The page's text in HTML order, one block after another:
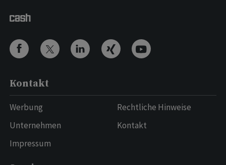
Kontakt
Werbung
Unternehmen
Impressum
Rechtliche Hinweise
Kontakt